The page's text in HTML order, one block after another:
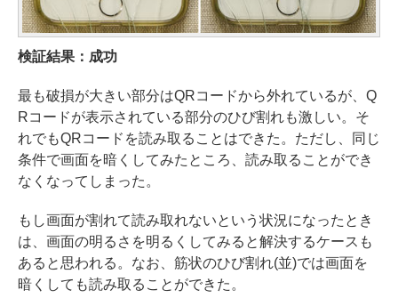
検証結果：成功
最も破損が大きい部分はQRコードから外れているが、Q
Rコードが表示されている部分のひび割れも激しい。そ
れでもQRコードを読み取ることはできた。ただし、同じ
条件で画面を暗くしてみたところ、読み取ることができ
なくなってしまった。
もし画面が割れて読み取れないという状況になったとき
は、画面の明るさを明るくしてみると解決するケースも
あると思われる。なお、筋状のひび割れ(並)では画面を
暗くしても読み取ることができた。